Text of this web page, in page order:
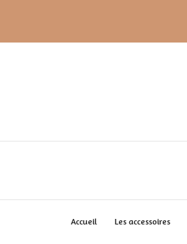
Accueil Les accessoires